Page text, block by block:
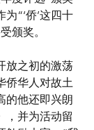
“‘侨’这四十
颁奖。
放之初的激荡
侨华人对故土
的他还即兴朗
，并为活动留